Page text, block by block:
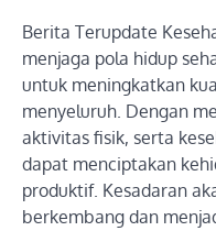
Berita Terupdate
menjaga pola hidup
untuk meningkatkan
menyeluruh. Dengan
aktivitas fisik, serta
dapat menciptakan
produktif. Kesadaran
berkembang dan